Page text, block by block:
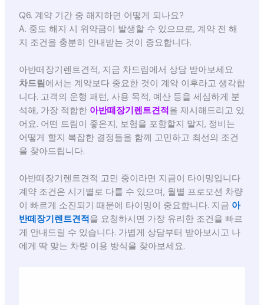
Q6. 계약 기간 중 해지하면 어떻게 되나요?
A. 중도 해지 시 위약금이 발생할 수 있으므로, 계약 전 해
지 조건을 충분히 안내받는 것이 중요합니다.
아반떼장기렌트견적, 지금 차드림에서 상담 받아보세요
차드림 에서는 계약보다 중요한 것이 계약 이후라고 생각합
니다. 고객의 운행 패턴, 사용 목적, 예산 등을 세심하게 분
석해, 가장 적합한 아반떼장기렌트견적을 제시해드리고 있
어요. 어떤 트림이 좋은지, 보험을 포함할지 말지, 정비는
어떻게 할지 복잡한 결정들을 함께 고민하고 최선의 조건
을 찾아드립니다.
아반떼장기렌트견적 고민 중이라면 지금이 타이밍입니다
계약 조건은 시기별로 다를 수 있으며, 월별 프로모션 차량
이 빠르게 소진되기 때문에 타이밍이 중요합니다. 지금 아
반떼장기렌트견적을 요청하시면 가장 유리한 조건을 빠르
게 안내드릴 수 있습니다. 가볍게 상담부터 받아보시고 나
에게 딱 맞는 차량 이용 방식을 찾아보세요.